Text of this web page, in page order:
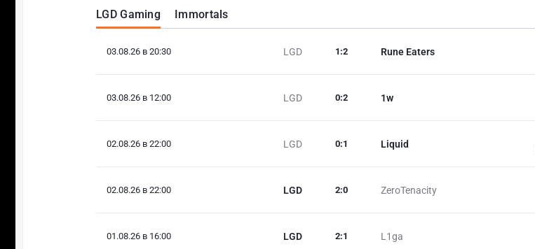
LGD Gaming Immortals
03.08.26 в 20:30 LGD Rune Eaters
1 :2
03.08.26 в 12:00 LGD 1w
0:2
02.08.26 в 22:00 LGD Liquid
0:1
02.08.26 в 22:00 LGD ZeroTenacity
2:0
01.08.26 в 16:00 LGD L1ga
2:1